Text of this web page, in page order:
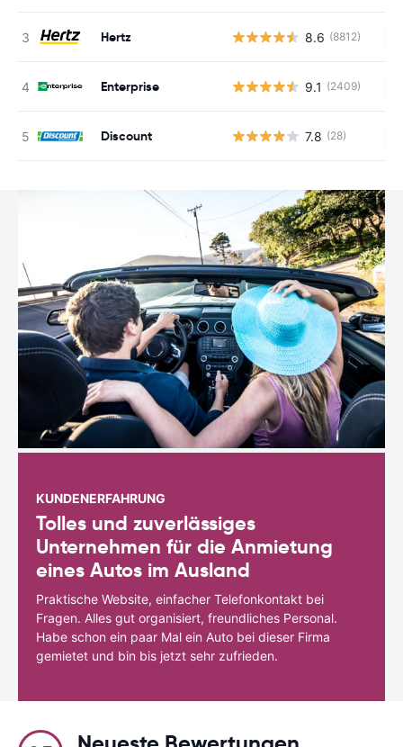
Hertz 8.6 (8812)
Enterprise 9.1 (2409)
Discount 7.8 (28)
KUNDENERFAHRUNG
Tolles und zuverlässiges
Unternehmen für die Anmietung
eines Autos im Ausland
Praktische Website, einfacher Telefonkontakt bei
Fragen. Alles gut organisiert, freundliches Personal.
Habe schon ein paar Mal ein Auto bei dieser Firma
gemietet und bin bis jetzt sehr zufrieden.